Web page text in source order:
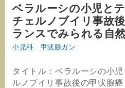
ベラルーシの小児と
チェルノブイリ事故
ランスでみられる自
小児科 , 甲状腺ガン
タイトル：ベラルーシの小
ルノブイリ事故後の甲状腺